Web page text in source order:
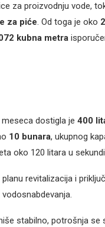
za proizvodnju vode,
za piće. Od toga je oko
kubna metra
dostigla je 400
10 bunara, ukupnog
oko 120 litara u
revitalizacija i
stabilno, potrošnja se